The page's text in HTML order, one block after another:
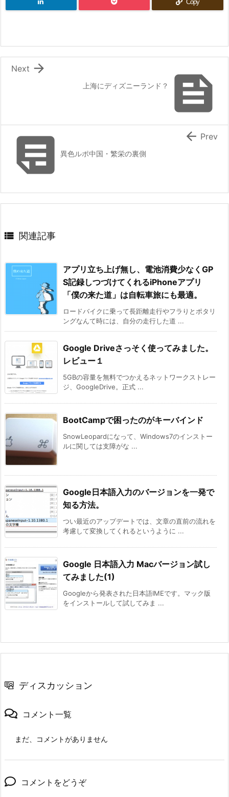
Copy

上海にディズニーランド？

Next
異色ルポ中国・繁栄の裏側
 Prev
 関連記事
アプリ立ち上げ無し、電池消費少なくGP
S記録しつづけてくれるiPhoneアプリ
「僕の来た道」は自転車旅にも最適。
ロードバイクに乗って長距離走行やフラりとポタリ
ングなんて時には、自分の走行した道 ...
Google Driveさっそく使ってみました。
レビュー１
5GBの容量を無料でつかえるネットワークストレー
ジ、GoogleDrive。正式 ...
BootCampで困ったのがキーバインド
SnowLeopardになって、Windows7のインストー
ルに関しては支障がな ...
Google日本語入力のバージョンを一発で
知る方法。
つい最近のアップデートでは、文章の直前の流れを
考慮して変換してくれるというように ...
Google 日本語入力 Macバージョン試し
てみました(1)
Googleから発表された日本語IMEです。マック版
をインストールして試してみま ...
ディスカッション
コメント一覧
まだ、コメントがありません
コメントをどうぞ